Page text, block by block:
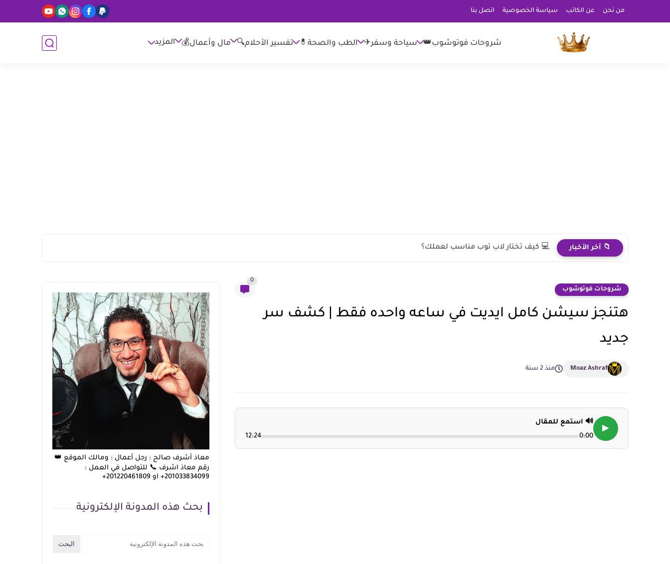
من نحن عن الكاتب سياسة الخصوصية اتصل بنا
شروحات فوتوشوب👑 سياحة وسفر✈ الطب والصحة💊 تفسير الأحلام🔍 مال وأعمال💰 المزيد
📁 آخر الأخبار 💻 كيف تختار لاب توب مناسب لعملك؟
شروحات فوتوشوب
0
هتنجز سيشن كامل ايديت في ساعه واحده فقط | كشف سر
جديد
Moaz Ashraf منذ 2 سنة
▶
🔊 استمع للمقال
0:00
12:24
معاذ أشرف صالح : رجل أعمال : ومالك الموقع 👑
رقم معاذ اشرف 📞 للتواصل في العمل :
201033834099+ او 201220461809+
بحث هذه المدونة الإلكترونية